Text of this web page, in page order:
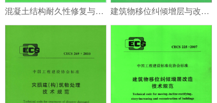
混凝土结构耐久性修复与防护技术规程 建筑物移位纠倾增层与改造技术标准